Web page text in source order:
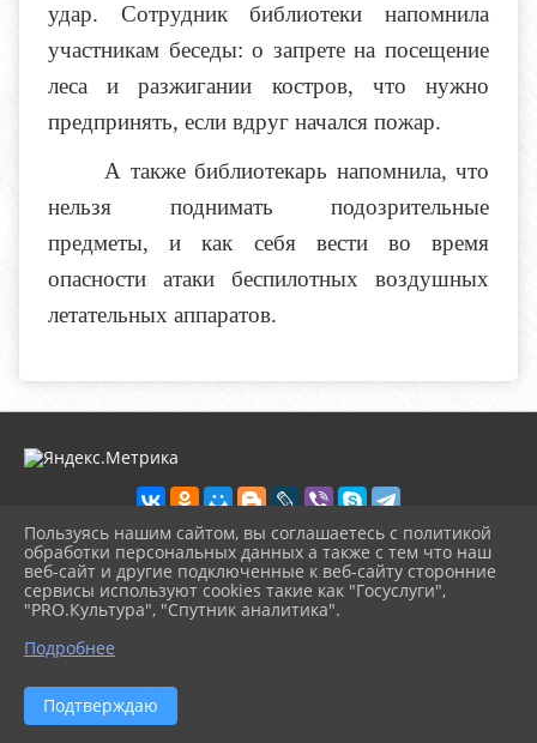
удар. Сотрудник библиотеки напомнила
участникам беседы: о запрете на посещение
леса и разжигании костров, что нужно
предпринять, если вдруг начался пожар.
А также библиотекарь напомнила, что
нельзя поднимать подозрительные
предметы, и как себя вести во время
опасности атаки беспилотных воздушных
летательных аппаратов.
2026 г. biblioteka-city.ru
Вход
Карта сайта
Политика обработки персональных данных
Сделано на KubCMS
Разработка и поддержка
Пользуясь нашим сайтом, вы соглашаетесь с политикой
обработки персональных данных а также с тем что наш
веб-сайт и другие подключенные к веб-сайту сторонние
сервисы используют cookies такие как "Госуслуги",
"PRO.Культура", "Спутник аналитика".
Подробнее
Подтверждаю